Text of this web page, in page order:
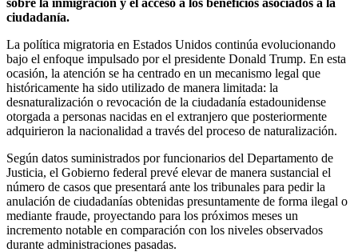
ciudadanía.
La política migratoria en Estados Unidos continúa evolucionando
bajo el enfoque impulsado por el presidente Donald Trump. En esta
ocasión, la atención se ha centrado en un mecanismo legal que
históricamente ha sido utilizado de manera limitada: la
desnaturalización o revocación de la ciudadanía estadounidense
otorgada a personas nacidas en el extranjero que posteriormente
adquirieron la nacionalidad a través del proceso de naturalización.
Según datos suministrados por funcionarios del Departamento de
Justicia, el Gobierno federal prevé elevar de manera sustancial el
número de casos que presentará ante los tribunales para pedir la
anulación de ciudadanías obtenidas presuntamente de forma ilegal o
mediante fraude, proyectando para los próximos meses un
incremento notable en comparación con los niveles observados
durante administraciones pasadas.